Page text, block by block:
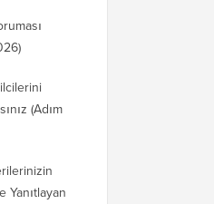
(Adım
Yanıtlayan